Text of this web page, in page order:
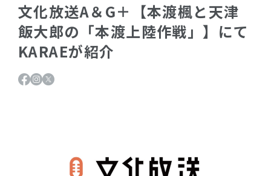
文化放送A＆G＋【本渡楓と天津
飯大郎の「本渡上陸作戦」】にて
KARAEが紹介